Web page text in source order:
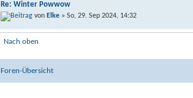
Re: Winter Powwow
von Elke » So, 29. Sep 2024, 14:32
Super.... Wir hatten auch schonmal Hallen
Nach oben
Foren-Übersicht